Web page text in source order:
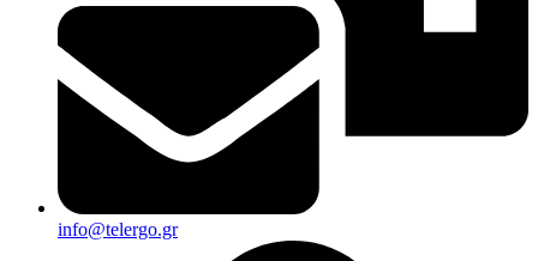
info@telergo.gr